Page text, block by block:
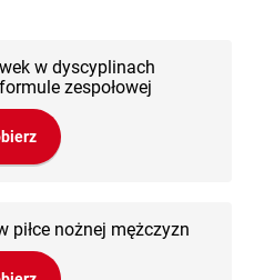
w dyscyplinach
zespołowej
piłce nożnej mężczyzn